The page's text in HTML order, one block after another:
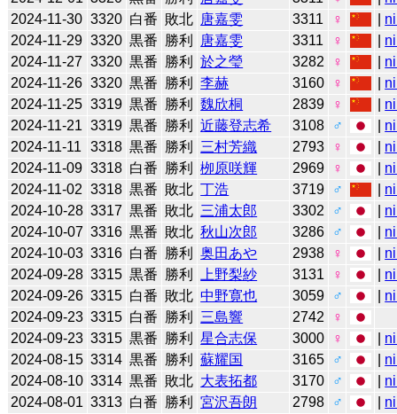
2024-11-30 3320 白番 敗北 唐嘉雯 3311 ♀
2024-11-29 3320 黒番 勝利 唐嘉雯 3311 ♀
2024-11-27 3320 黒番 勝利 於之瑩 3282 ♀
2024-11-26 3320 黒番 勝利 李赫 3160 ♀
2024-11-25 3319 黒番 勝利 魏欣桐 2839 ♀
2024-11-21 3319 黒番 勝利 近藤登志希 3108 ♂
2024-11-11
3318 黒番 勝利 三村芳織 2793 ♀
2024-11-09 3318 白番 勝利 栁原咲輝 2969 ♀
2024-11-02 3318 黒番 敗北 丁浩 3719 ♂
2024-10-28 3317 黒番 敗北 三浦太郎 3302 ♂
2024-10-07 3316 黒番 敗北 秋山次郎 3286 ♂
2024-10-03 3316 白番 勝利 奥田あや 2938 ♀
2024-09-28 3315 黒番 勝利 上野梨紗 3131 ♀
2024-09-26 3315 白番 敗北 中野寛也 3059 ♂
2024-09-23 3315 白番 勝利 三島響 2742
♀
2024-09-23 3315 黒番 勝利 星合志保 3000 ♀
2024-08-15 3314 黒番 勝利 蘇耀国 3165 ♂
2024-08-10 3314 黒番 敗北 大表拓都 3170 ♂
2024-08-01 3313 白番 勝利 宮沢吾朗 2798 ♂